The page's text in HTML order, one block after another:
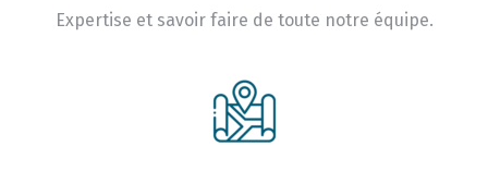
Expertise et savoir faire de toute notre équipe.